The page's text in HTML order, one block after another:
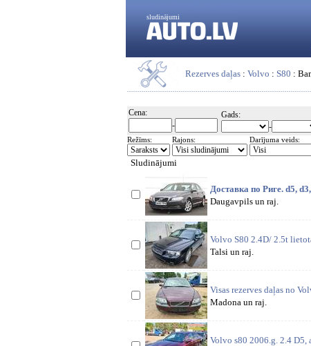
sludinājumi
Rezerves daļas : Volvo : S80 :
Cena:
-
Gads:
-
Režīms: Rajons: Darījuma veids:
Sludinājumi
Доставка по Риге. d5,
Daugavpils un raj.
Volvo S80 2.4D/ 2.5t
Talsi un raj.
Visas rezerves daļas no
Madona un raj.
Volvo s80 2006.g. 2.4 D5,